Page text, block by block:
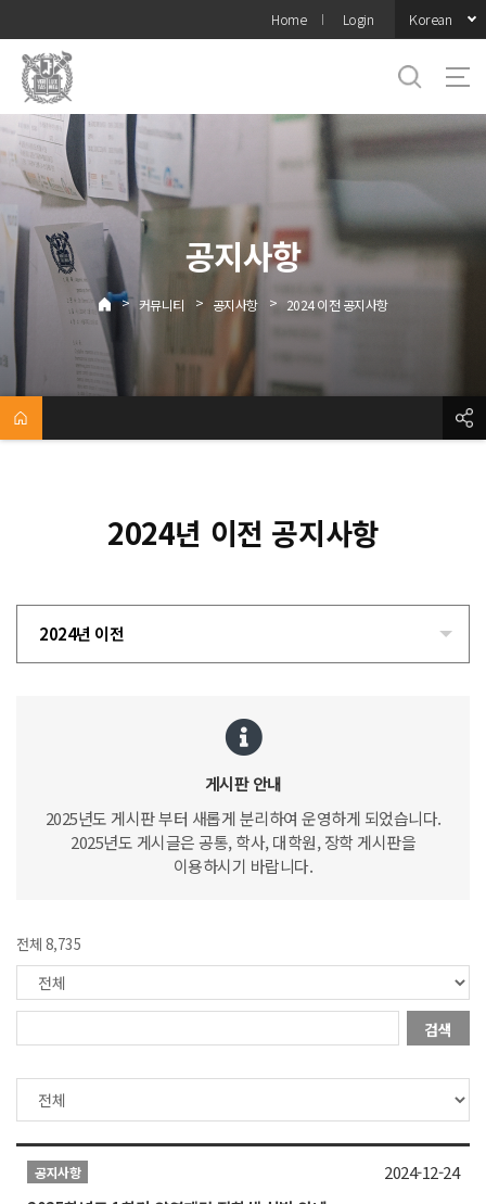
메뉴
Home Login Korean
공지사항
> 커뮤니티 > 공지사항 > 2024 이전 공지사항
2024년 이전 공지사항
2024년 이전
게시판 안내
2025년도 게시판 부터 새롭게 분리하여 운영하게 되었습니다.
2025년도 게시글은 공통, 학사, 대학원, 장학 게시판을
이용하시기 바랍니다.
전체 8,735
검색
공지사항 2024-12-24